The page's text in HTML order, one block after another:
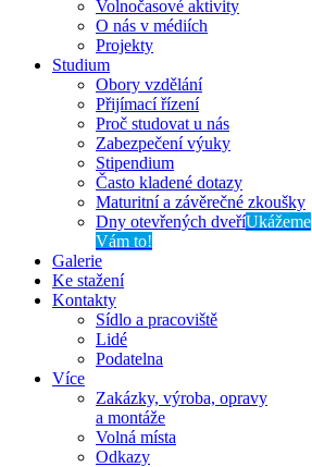
Volnočasové aktivity
O nás v médiích
Projekty
Studium
Obory vzdělání
Přijímací řízení
Proč studovat u nás
Zabezpečení výuky
Stipendium
Často kladené dotazy
Maturitní a závěrečné zkoušky
Dny otevřených dveříUkážeme
Vám to!
Galerie
Ke stažení
Kontakty
Sídlo a pracoviště
Lidé
Podatelna
Více
Zakázky, výroba, opravy
a montáže
Volná místa
Odkazy